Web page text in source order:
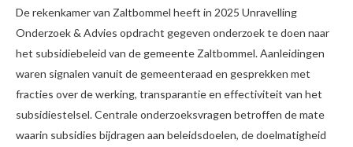
De rekenkamer van Zaltbommel heeft in 2025 Unravelling
Onderzoek & Advies opdracht gegeven onderzoek te doen naar
het subsidiebeleid van de gemeente Zaltbommel. Aanleidingen
waren signalen vanuit de gemeenteraad en gesprekken met
fracties over de werking, transparantie en effectiviteit van het
subsidiestelsel. Centrale onderzoeksvragen betroffen de mate
waarin subsidies bijdragen aan beleidsdoelen, de doelmatigheid